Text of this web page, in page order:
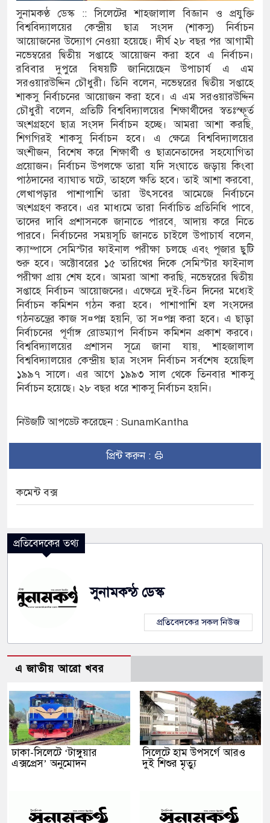
নিয়েছে দালাল চক্র
সম্প্রসারিত প্রশাসনিক ভবনের উদ্বোধন
তৎপরতা চালানোর মুরোদ আওয়ামী লীগের নেই :
আইনে মামলা: নাদের, পলিন, রিপন-
আসামি
ইলেক্ট্রনিক বুথ ও সেল্ফ সার্ভিস সেন্টারের উদ্বোধন
জেলা প্রশাসন
রেকর্ড সংশোধন ও স্বত্ব ফেরতের দাবি
জীবনের ঝুঁকি, নিরাপদ নৌযান এখনো অধরা
পদ শূন্য, ৪৫১টি প্রাথমিক বিদ্যালয়ে নেই প্রধান
নৌকাডুবিতে নিহত ২, নিখোঁজ ২, ভবানীপুরে শোকের
অভিযোগে সংবাদ সম্মেলন, নিরাপত্তা ও সুষ্ঠু
সুনামকণ্ঠ ডেস্ক :: সিলেটের শাহজালাল বিজ্ঞান ও প্রযুক্তি
বিশ্ববিদ্যালয়ের কেন্দ্রীয় ছাত্র সংসদ (শাকসু) নির্বাচন
আয়োজনের উদ্যোগ নেওয়া হয়েছে। দীর্ঘ ২৮ বছর পর আগামী
নভেম্বরের দ্বিতীয় সপ্তাহে আয়োজন করা হবে এ নির্বাচন।
রবিবার দুপুরে বিষয়টি জানিয়েছেন উপাচার্য এ এম
সরওয়ারউদ্দিন চৌধুরী। তিনি বলেন, নভেম্বরের দ্বিতীয় সপ্তাহে
শাকসু নির্বাচনের আয়োজন করা হবে। এ এম সরওয়ারউদ্দিন
চৌধুরী বলেন, প্রতিটি বিশ্ববিদ্যালয়ের শিক্ষার্থীদের স্বতঃস্ফূর্ত
অংশগ্রহণে ছাত্র সংসদ নির্বাচন হচ্ছে। আমরা আশা করছি,
শিগগিরই শাকসু নির্বাচন হবে। এ ক্ষেত্রে বিশ্ববিদ্যালয়ের
অংশীজন, বিশেষ করে শিক্ষার্থী ও ছাত্রনেতাদের সহযোগিতা
প্রয়োজন। নির্বাচন উপলক্ষে তারা যদি সংঘাতে জড়ায় কিংবা
পাঠদানের ব্যাঘাত ঘটে, তাহলে ক্ষতি হবে। তাই আশা করবো,
লেখাপড়ার পাশাপাশি তারা উৎসবের আমেজে নির্বাচনে
অংশগ্রহণ করবে। এর মাধ্যমে তারা নির্বাচিত প্রতিনিধি পাবে,
তাদের দাবি প্রশাসনকে জানাতে পারবে, আদায় করে নিতে
পারবে। নির্বাচনের সময়সূচি জানতে চাইলে উপাচার্য বলেন,
ক্যাম্পাসে সেমিস্টার ফাইনাল পরীক্ষা চলছে এবং পূজার ছুটি
শুরু হবে। অক্টোবরের ১৫ তারিখের দিকে সেমিস্টার ফাইনাল
পরীক্ষা প্রায় শেষ হবে। আমরা আশা করছি, নভেম্বরের দ্বিতীয়
সপ্তাহে নির্বাচন আয়োজনের। এক্ষেত্রে দুই-তিন দিনের মধ্যেই
নির্বাচন কমিশন গঠন করা হবে। পাশাপাশি হল সংসদের
গঠনতন্ত্রের কাজ স¤পন্ন হয়নি, তা স¤পন্ন করা হবে। এ ছাড়া
নির্বাচনের পূর্ণাঙ্গ রোডম্যাপ নির্বাচন কমিশন প্রকাশ করবে।
বিশ্ববিদ্যালয়ের প্রশাসন সূত্রে জানা যায়, শাহজালাল
বিশ্ববিদ্যালয়ের কেন্দ্রীয় ছাত্র সংসদ নির্বাচন সর্বশেষ হয়েছিল
১৯৯৭ সালে। এর আগে ১৯৯৩ সাল থেকে তিনবার শাকসু
নির্বাচন হয়েছে। ২৮ বছর ধরে শাকসু নির্বাচন হয়নি।
নিউজটি আপডেট করেছেন : SunamKantha
প্রিন্ট করুন :
কমেন্ট বক্স
প্রতিবেদকের তথ্য
সুনামকন্ঠ ডেস্ক
প্রতিবেদকের সকল নিউজ
এ জাতীয় আরো খবর
ঢাকা-সিলেটে ‘টাঙ্গুয়ার
এক্সপ্রেস’ অনুমোদন
সিলেটে হাম উপসর্গে আরও
দুই শিশুর মৃত্যু